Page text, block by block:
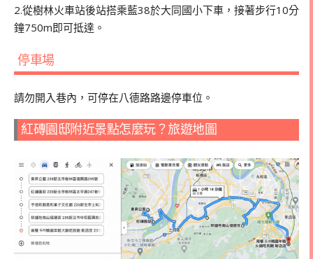
2.從樹林火車站後站搭乘藍38於大同國小下車，接著步行10分
鐘750m即可抵達。
停車場
請勿開入巷內，可停在八德路路邊停車位。
紅磚園邸附近景點怎麼玩？旅遊地圖